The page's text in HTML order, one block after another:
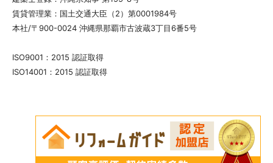
賃貸管理業：国土交通大臣（2）第0001984号
本社/〒900-0024 沖縄県那覇市古波蔵3丁目6番5号
ISO9001：2015 認証取得
ISO14001：2015 認証取得